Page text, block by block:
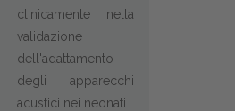
clinicamente nella
validazione
dell'adattamento
degli apparecchi
acustici nei neonati.